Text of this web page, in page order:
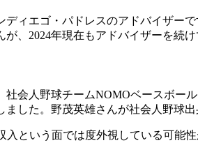
ィエゴ・パドレスのアドバイザー
、2024年現在もアドバイザーを続け
会人野球チームNOMOベースボー
した。野茂英雄さんが社会人野球
という面では度外視している可能性